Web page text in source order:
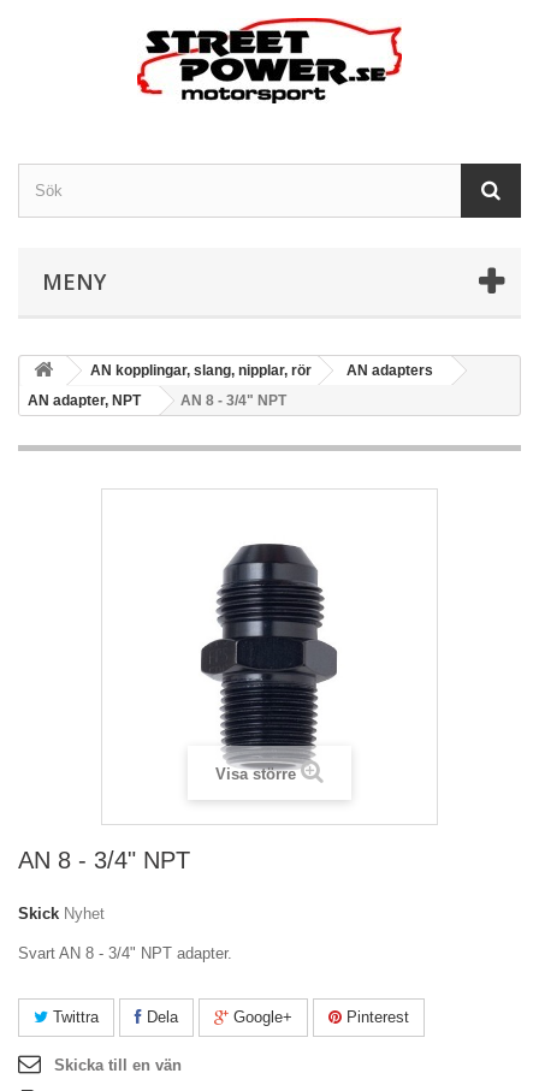
MENY
AN kopplingar, slang, nipplar, rör
AN adapters
AN adapter, NPT
AN 8 - 3/4" NPT
Visa större
AN 8 - 3/4" NPT
Skick Nyhet
Svart AN 8 - 3/4" NPT adapter.
Twittra Dela Google+ Pinterest
Skicka till en vän